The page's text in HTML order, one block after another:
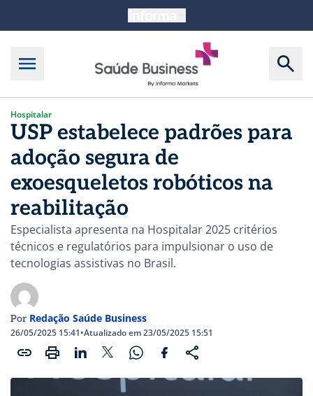
Hospitalar
USP estabelece padrões para
adoção segura de
exoesqueletos robóticos na
reabilitação
Especialista apresenta na Hospitalar 2025 critérios
técnicos e regulatórios para impulsionar o uso de
tecnologias assistivas no Brasil.
Por Redação Saúde Business
26/05/2025 15:41•Atualizado em 23/05/2025 15:51